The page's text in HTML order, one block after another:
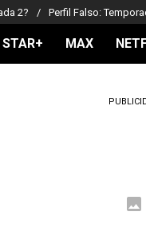
2? Perfil Falso:
STAR+ MAX